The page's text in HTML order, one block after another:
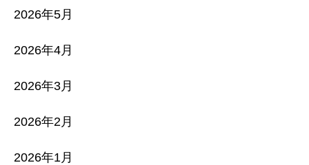
2026年5月
2026年4月
2026年3月
2026年2月
2026年1月